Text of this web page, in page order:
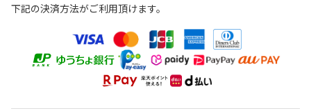
下記の決済方法がご利用頂けます。